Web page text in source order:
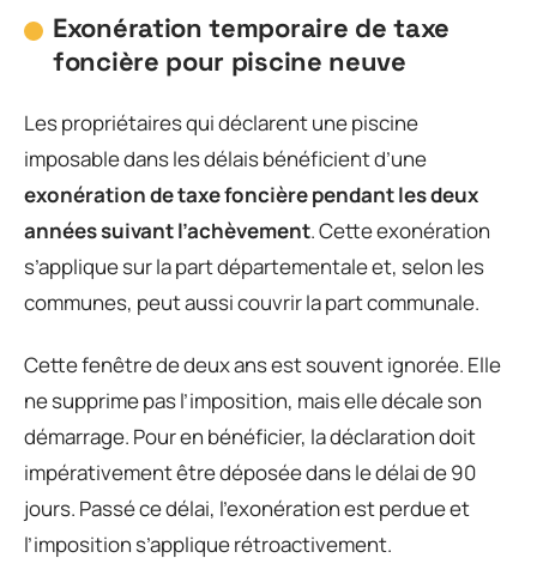
Exonération temporaire de taxe
foncière pour piscine neuve
Les propriétaires qui déclarent une piscine
imposable dans les délais bénéficient d’une
exonération de taxe foncière pendant les deux
années suivant l’achèvement. Cette exonération
s’applique sur la part départementale et, selon les
communes, peut aussi couvrir la part communale.
Cette fenêtre de deux ans est souvent ignorée. Elle
ne supprime pas l’imposition, mais elle décale son
démarrage. Pour en bénéficier, la déclaration doit
impérativement être déposée dans le délai de 90
jours. Passé ce délai, l’exonération est perdue et
l’imposition s’applique rétroactivement.